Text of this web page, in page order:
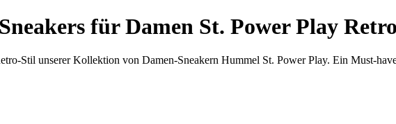
Sneakers für Damen St. Power Play Retro
Stil unserer Kollektion von Damen-Sneakern Hummel St. Power Play. Ein Must-